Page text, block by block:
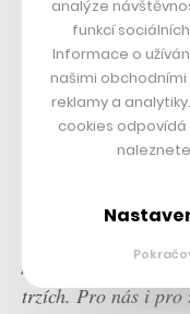
nového
produkt BIM
trzích. Pro nás i pro
analýze
funkcí
Informace o
našimi
reklamy a
cookies odpovídá